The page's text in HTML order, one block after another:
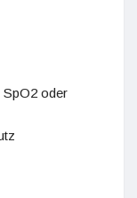
SpO2 oder